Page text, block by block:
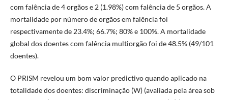
com falência de 4 orgãos e 2 (1.98%) com falência de 5 orgãos. A
mortalidade por número de orgãos em falência foi
respectivamente de 23.4%; 66.7%; 80% e 100%. A mortalidade
global dos doentes com falência multiorgão foi de 48.5% (49/101
doentes).
O PRISM revelou um bom valor predictivo quando aplicado na
totalidade dos doentes: discriminação (W) (avaliada pela área sob